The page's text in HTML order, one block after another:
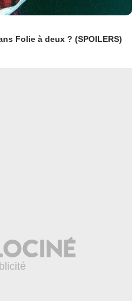
Folie à deux ? (SPOILERS)